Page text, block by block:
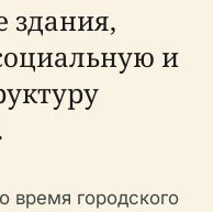
здания,
и
время городского